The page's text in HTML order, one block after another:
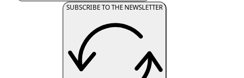
SUBSCRIBE TO THE NEWSLETTER